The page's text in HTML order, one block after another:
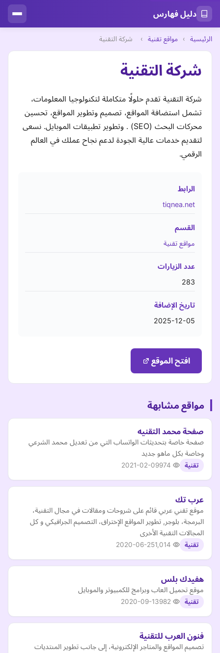
دليل فهارس
الرئيسية › مواقع تقنية › شركة التقنية
شركة التقنية
شركة التقنية تقدم حلولًا متكاملة لتكنولوجيا المعلومات،
تشمل استضافة المواقع، تصميم وتطوير المواقع، تحسين
محركات البحث (SEO) . وتطوير تطبيقات الموبايل. نسعى
لتقديم خدمات عالية الجودة لدعم نجاح عملك في العالم
الرقمي.
الرابط
tiqnea.net
القسم
مواقع تقنية
عدد الزيارات
283
تاريخ الإضافة
2025-12-05
افتح الموقع
مواقع مشابهة
صفحة محمد التقنيه
صفحة خاصة بتحديثات الواتساب التي من تعديل محمد الشرعي
وخاصة بكل ماهو جديد
تقنية 2021-02-09
عرب تك
موقع تقني عربي قائم على شروحات ومقالات في مجال التقنية،
البرمجة، بلوجر, تطوير المواقع الإختراق، التصميم الجرافيكي و كل
المجالات التقنية الأخرى
تقنية 2020-06-25
هفيدك بلس
موقع تحميل العاب وبرامج للكمبيوتر والموبايل
تقنية 2020-09-13
فنون العرب للتقنية
تصميم المواقع والمتاجر الإلكترونية، إلى جانب تطوير المنتديات